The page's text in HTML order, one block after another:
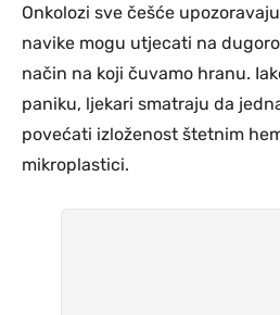
Onkolozi sve češće
navike mogu utjecati na
način na koji čuvamo hranu.
paniku, ljekari smatraju da
povećati izloženost štetnim
mikroplastici.